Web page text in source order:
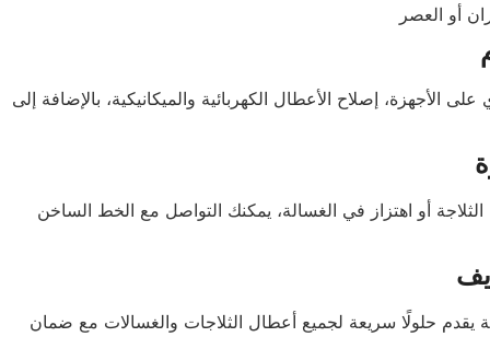
إصلاح الأعطال الكهربائية والميكانيكية، بالإضافة إلى
أو اهتزاز في الغسالة، يمكنك التواصل مع الخط الساخن
يقدم حلولًا سريعة لجميع أعطال الثلاجات والغسالات مع ضمان